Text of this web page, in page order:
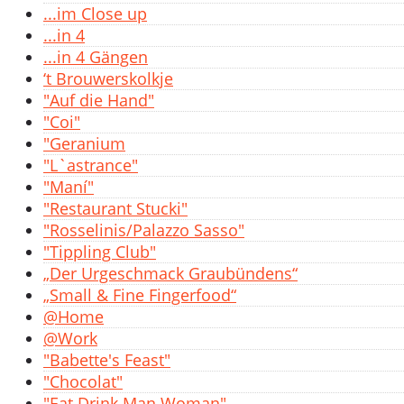
...im Close up
...in 4
...in 4 Gängen
‘t Brouwerskolkje
"Auf die Hand"
"Coi"
"Geranium
"L`astrance"
"Maní"
"Restaurant Stucki"
"Rosselinis/Palazzo Sasso"
"Tippling Club"
„Der Urgeschmack Graubündens“
„Small & Fine Fingerfood“
@Home
@Work
"Babette's Feast"
"Chocolat"